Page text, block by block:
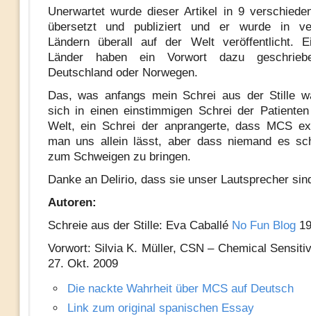
Unerwartet wurde dieser Artikel in 9
übersetzt und publiziert und er wurde in
Ländern überall auf der Welt veröffentlicht.
Länder haben ein Vorwort dazu
Deutschland oder Norwegen.
Das, was anfangs mein Schrei aus der Stille
sich in einen einstimmigen Schrei der
Welt, ein Schrei der anprangerte, dass MCS
man uns allein lässt, aber dass niemand es
zum Schweigen zu bringen.
Danke an Delirio, dass sie unser Lautsprecher
Autoren:
Schreie aus der Stille: Eva Caballé No Fun Blog
Vorwort: Silvia K. Müller, CSN – Chemical
27. Okt. 2009
Die nackte Wahrheit über MCS auf Deutsch
Link zum original spanischen Essay